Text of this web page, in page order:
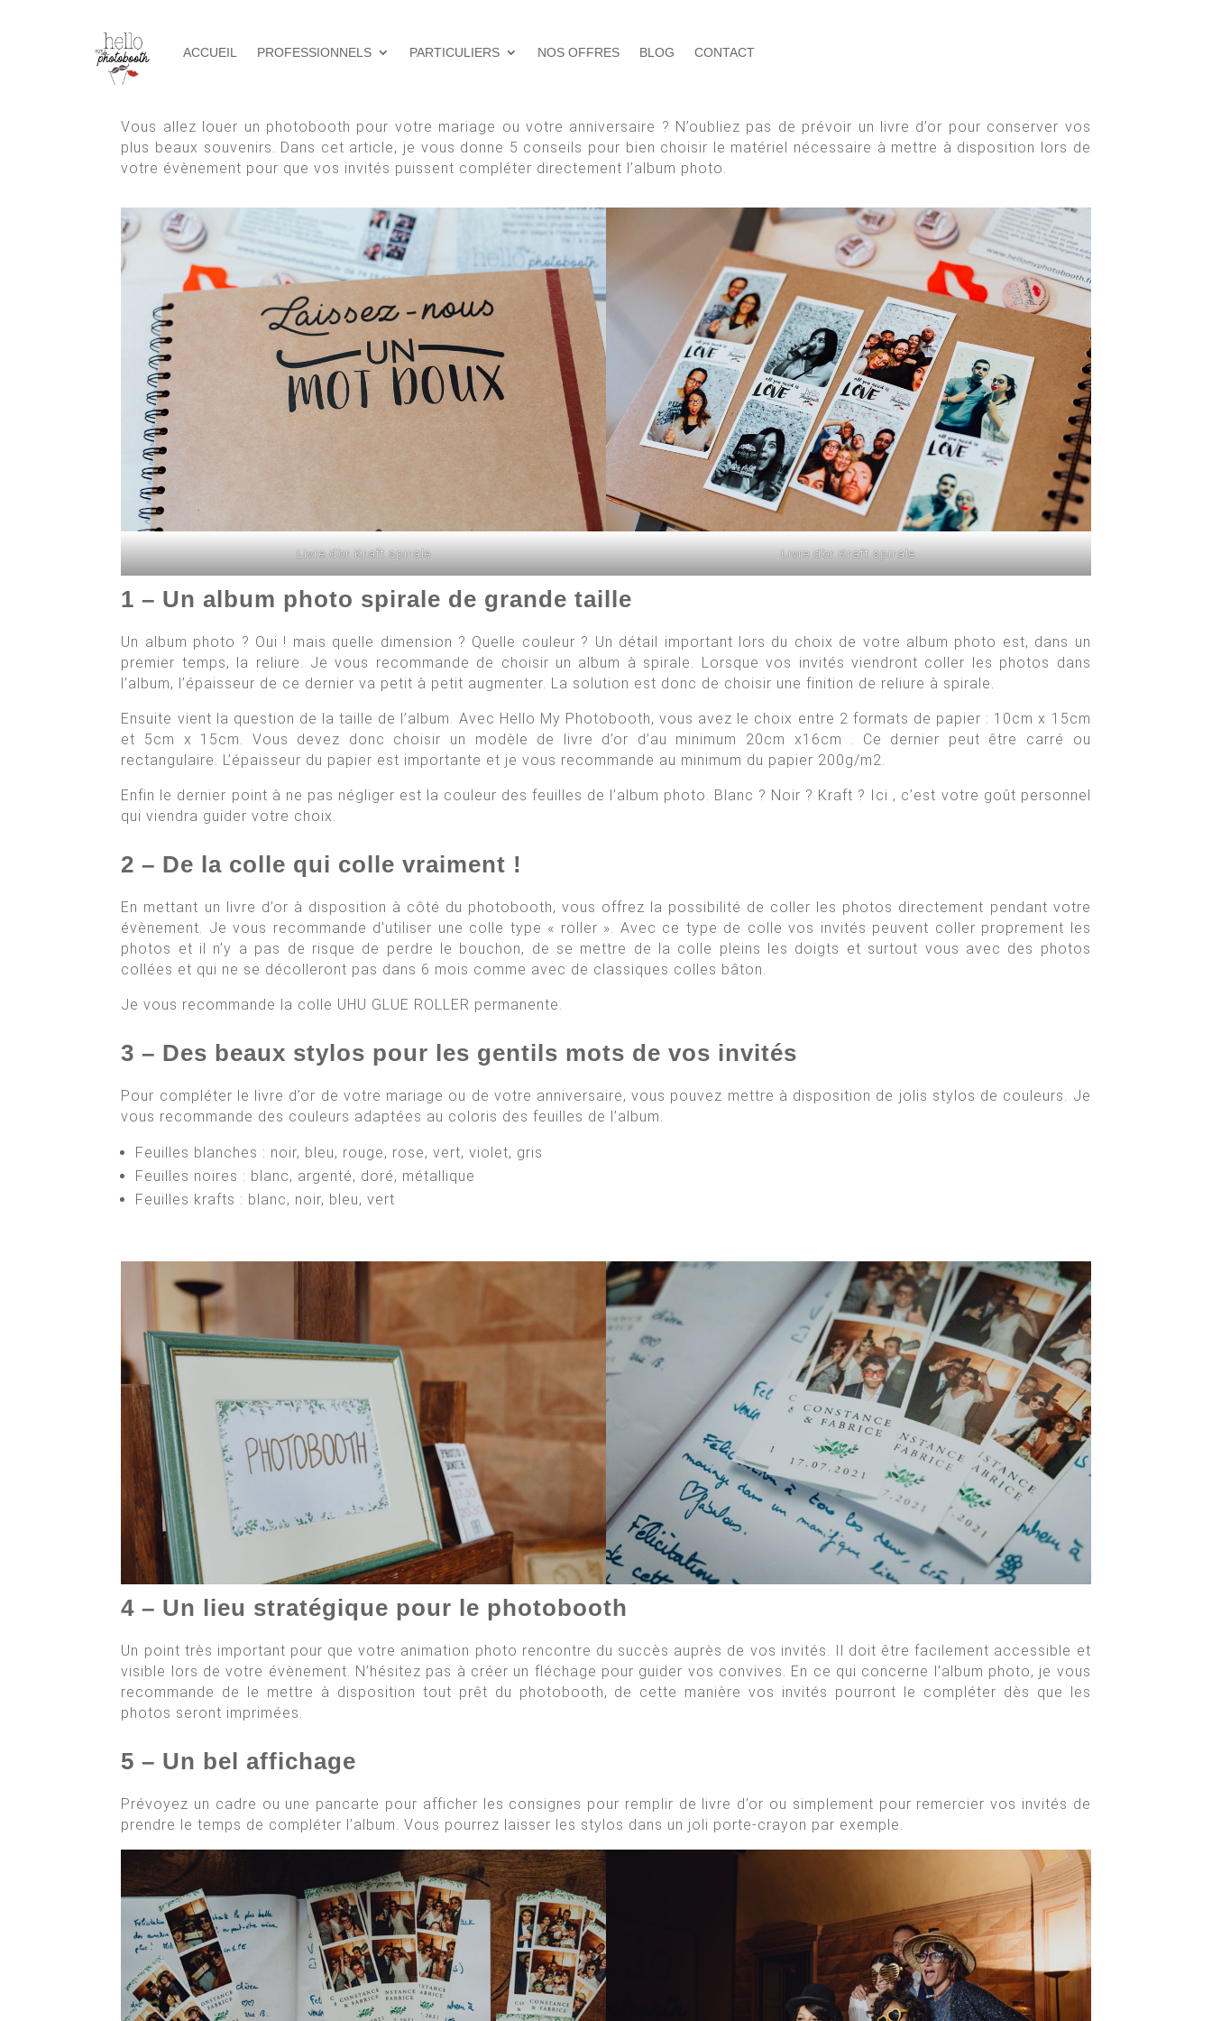
ACCUEIL PROFESSIONNELS PARTICULIERS NOS OFFRES BLOG CONTACT
Vous allez louer un photobooth pour votre mariage ou votre anniversaire ? N’oubliez pas de prévoir un livre d’or pour conserver vos
plus beaux souvenirs. Dans cet article, je vous donne 5 conseils pour bien choisir le matériel nécessaire à mettre à disposition lors de
votre évènement pour que vos invités puissent compléter directement l’album photo.
Livre d’or Kraft spirale Livre d’or Kraft spirale
1 – Un album photo spirale de grande taille
Un album photo ? Oui ! mais quelle dimension ? Quelle couleur ? Un détail important lors du choix de votre album photo est, dans un
premier temps, la reliure. Je vous recommande de choisir un album à spirale. Lorsque vos invités viendront coller les photos dans
l’album, l’épaisseur de ce dernier va petit à petit augmenter. La solution est donc de choisir une finition de reliure à spirale.
Ensuite vient la question de la taille de l’album. Avec Hello My Photobooth, vous avez le choix entre 2 formats de papier : 10cm x 15cm
et 5cm x 15cm. Vous devez donc choisir un modèle de livre d’or d’au minimum 20cm x16cm . Ce dernier peut être carré ou
rectangulaire. L’épaisseur du papier est importante et je vous recommande au minimum du papier 200g/m2.
Enfin le dernier point à ne pas négliger est la couleur des feuilles de l’album photo. Blanc ? Noir ? Kraft ? Ici , c’est votre goût personnel
qui viendra guider votre choix.
2 – De la colle qui colle vraiment !
En mettant un livre d’or à disposition à côté du photobooth, vous offrez la possibilité de coller les photos directement pendant votre
évènement. Je vous recommande d’utiliser une colle type « roller ». Avec ce type de colle vos invités peuvent coller proprement les
photos et il n’y a pas de risque de perdre le bouchon, de se mettre de la colle pleins les doigts et surtout vous avec des photos
collées et qui ne se décolleront pas dans 6 mois comme avec de classiques colles bâton.
Je vous recommande la colle UHU GLUE ROLLER permanente.
3 – Des beaux stylos pour les gentils mots de vos invités
Pour compléter le livre d’or de votre mariage ou de votre anniversaire, vous pouvez mettre à disposition de jolis stylos de couleurs. Je
vous recommande des couleurs adaptées au coloris des feuilles de l’album.
Feuilles blanches : noir, bleu, rouge, rose, vert, violet, gris
Feuilles noires : blanc, argenté, doré, métallique
Feuilles krafts : blanc, noir, bleu, vert
4 – Un lieu stratégique pour le photobooth
Un point très important pour que votre animation photo rencontre du succès auprès de vos invités. Il doit être facilement accessible et
visible lors de votre évènement. N’hésitez pas à créer un fléchage pour guider vos convives. En ce qui concerne l’album photo, je vous
recommande de le mettre à disposition tout prêt du photobooth, de cette manière vos invités pourront le compléter dès que les
photos seront imprimées.
5 – Un bel affichage
Prévoyez un cadre ou une pancarte pour afficher les consignes pour remplir de livre d’or ou simplement pour remercier vos invités de
prendre le temps de compléter l’album. Vous pourrez laisser les stylos dans un joli porte-crayon par exemple.